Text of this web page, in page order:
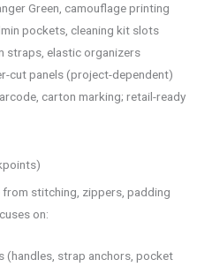
Green, camouflage printing
pockets, cleaning kit slots
straps, elastic organizers
cut panels (project-dependent)
carton marking; retail-ready
stitching, zippers, padding
on:
(handles, strap anchors, pocket